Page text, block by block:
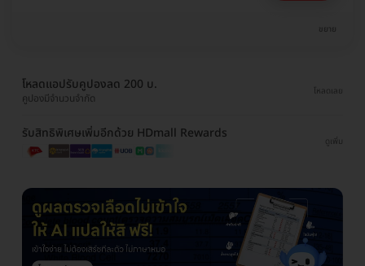
ขยาย
โหลดแอปรับคูปองลด 200 บ.
คูปองมีจำนวนจำกัด
โหลดเลย
รับสิทธิพิเศษเพิ่มอีกด้วย HDmall Rewards
ดูเพิ่ม